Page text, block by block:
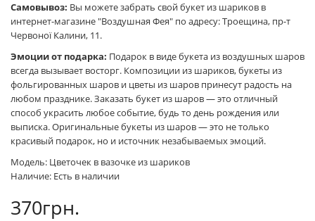
Самовывоз: Вы можете забрать свой букет из шариков в
интернет-магазине "Воздушная Фея" по адресу: Троещина, пр-т
Червоної Калини, 11.
Эмоции от подарка: Подарок в виде букета из воздушных шаров
всегда вызывает восторг. Композиции из шариков, букеты из
фольгированных шаров и цветы из шаров принесут радость на
любом празднике. Заказать букет из шаров — это отличный
способ украсить любое событие, будь то день рождения или
выписка. Оригинальные букеты из шаров — это не только
красивый подарок, но и источник незабываемых эмоций.
Модель: Цветочек в вазочке из шариков
Наличие: Есть в наличии
370грн.